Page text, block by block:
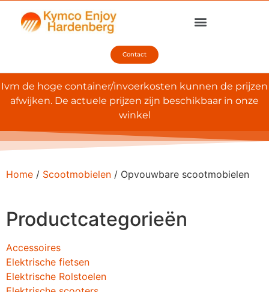
Contact
Ivm de hoge container/invoerkosten kunnen de prijzen
afwijken. De actuele prijzen zijn beschikbaar in onze
winkel
Home / Scootmobielen / Opvouwbare scootmobielen
Productcategorieën
Accessoires
Elektrische fietsen
Elektrische Rolstoelen